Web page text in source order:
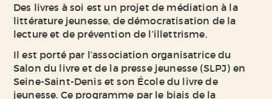
Des livres à soi est un projet de médiation à la
littérature jeunesse, de démocratisation de la
lecture et de prévention de l’illettrisme.
Il est porté par l’association organisatrice du
Salon du livre et de la presse jeunesse (SLPJ) en
Seine-Saint-Denis et son École du livre de
jeunesse. Ce programme par le biais de la